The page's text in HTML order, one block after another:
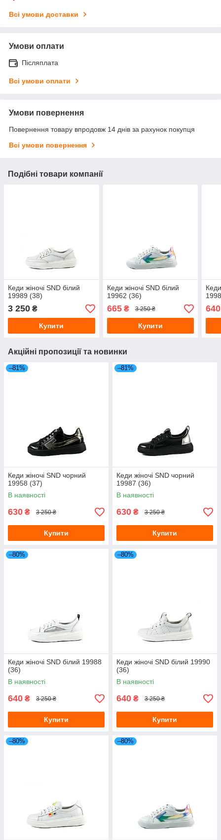
Всі умови доставки
Умови оплати
Післяплата
Всі умови оплати
Умови повернення
Повернення товару впродовж 14 днів за рахунок покупця
Всі умови повернення
Подібні товари компанії
Кеди жіночі SND білий
19989 (38)
3 250 ₴
Купити
Кеди жіночі SND білий
19962 (36)
665₴ 3 250 ₴
Купити
640
Акційні пропозиції та новинки
–81%
Кеди жіночі SND чорний
19958 (37)
В наявності
630 ₴ 3 250 ₴
Купити
–81%
Кеди жіночі SND чорний
19987 (36)
В наявності
630 ₴ 3 250 ₴
Купити
–80%
Кеди жіночі SND білий 19988
(36)
В наявності
640 ₴ 3 250 ₴
Купити
–80%
Кеди жіночі SND білий 19990
(36)
В наявності
640 ₴ 3 250 ₴
Купити
–80% –80%